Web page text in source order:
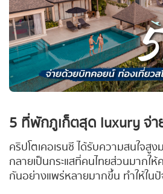
คริปโตเคอเรนซี ได้รับความสนใจสู
กลายเป็นกระแสที่คนไทยส่วนมากให้
กันอย่างแพร่หลายมากขึ้น ทำให้ใน